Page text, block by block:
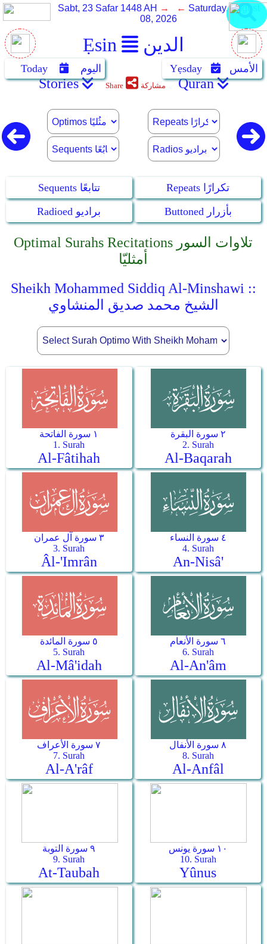
Ẹsin الدين
Sabt, 23 Safar 1448 AH → ← Saturday, August
08, 2026
Today اليوم Yẹsday الأمس
Stories Share مشاركة Quran
Sequents تتابعًا
Repeats تكرارًا
Radioed براديو
Buttoned بأزرار
Optimal Surahs Recitations تلاوات السور
أمثليّا
Sheikh Mohammed Siddiq Al-Minshawi ::
الشيخ محمد صديق المنشاوي
١ سورة الفاتحة
1. Surah
Al-Fâtihah
٢ سورة البقرة
2. Surah
Al-Baqarah
٣ سورة آل عمران
3. Surah
Âl-'Imrân
٤ سورة النساء
4. Surah
An-Nisâ'
٥ سورة المائدة
5. Surah
Al-Mâ'idah
٦ سورة الأنعام
6. Surah
Al-An'âm
٧ سورة الأعراف
7. Surah
Al-A'râf
٨ سورة الأنفال
8. Surah
Al-Anfâl
٩ سورة التوبة
9. Surah
At-Taubah
١٠ سورة يونس
10. Surah
Yûnus